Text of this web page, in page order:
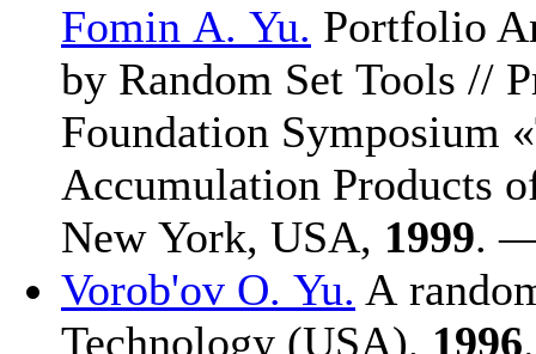
Fomin A. Yu. Portfolio
by Random Set Tools //
Foundation Symposium
Accumulation Products
New York, USA, 1999.
Vorob'ov O. Yu. A
Technology (USA), 1996